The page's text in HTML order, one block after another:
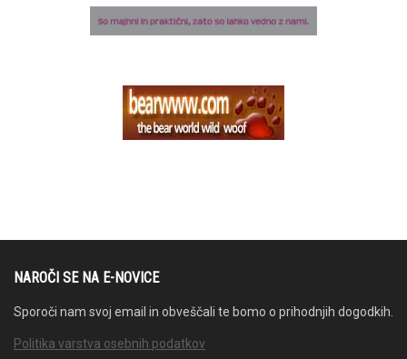
NAROČI SE NA E-NOVICE
Sporoči nam svoj email in obveščali te bomo o prihodnjih dogodkih.
Politika varstva osebnih podatkov